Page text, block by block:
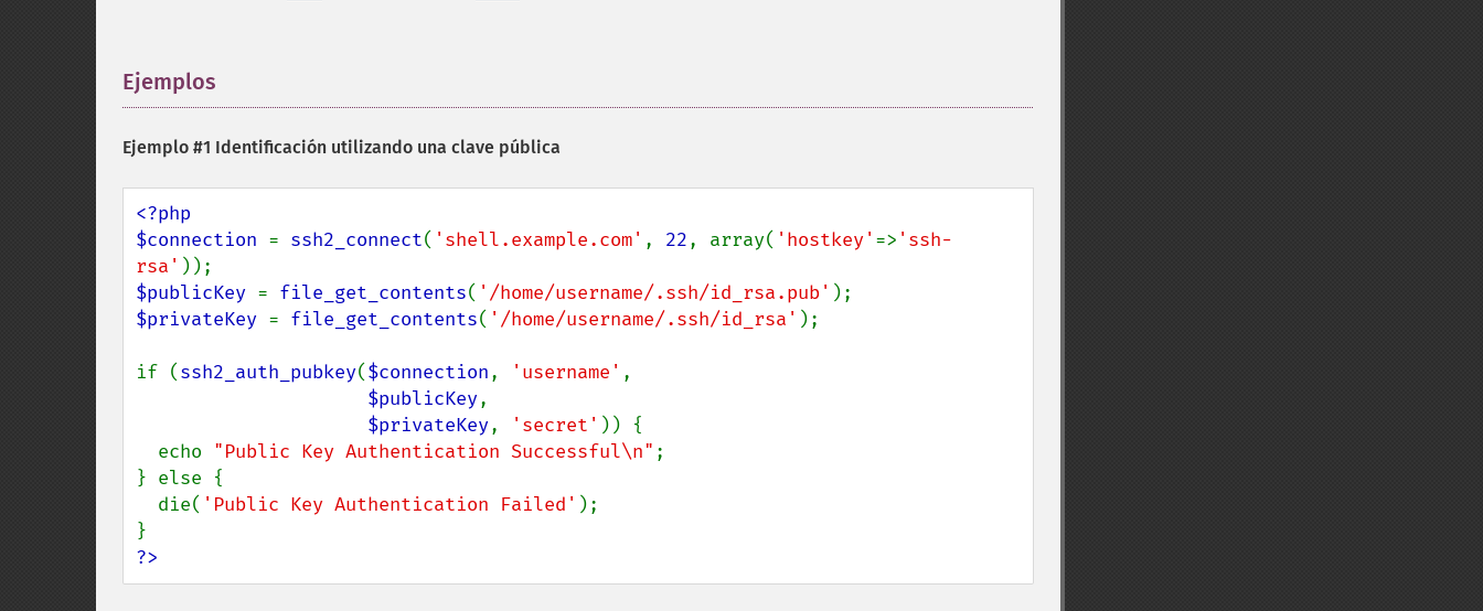
Ejemplos
Ejemplo #1 Identificación utilizando una clave pública
<?php
$connection = ssh2_connect( 'shell.example.com' , 22, array( 'hostkey' => 'ssh-
rsa'
$publicKey = file_get_contents( '/home/username/.ssh/id_rsa.pub'
$privateKey = file_get_contents( '/home/username/.ssh/id_rsa' );
if (ssh2_auth_pubkey($connection, 'username' ,
$publicKey,
$privateKey, 'secret' )) {
  echo
"Public Key Authentication Successful\n" ;
} else {
  die(
'Public Key Authentication Failed' );
?>